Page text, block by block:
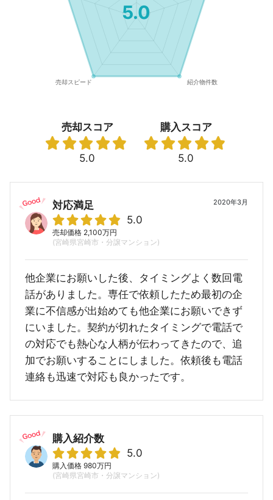
5.0
売却スコア
5.0
購入スコア
5.0
2020年3月
対応満足
5.0
売却価格 2,100万円
(宮崎県宮崎市・分譲マンション)
他企業にお願いした後、タイミングよく数回電
話がありました。専任で依頼したため最初の企
業に不信感が出始めても他企業にお願いできず
にいました。契約が切れたタイミングで電話で
の対応でも熱心な人柄が伝わってきたので、追
加でお願いすることにしました。依頼後も電話
連絡も迅速で対応も良かったです。
購入紹介数
5.0
購入価格 980万円
(宮崎県宮崎市・分譲マンション)